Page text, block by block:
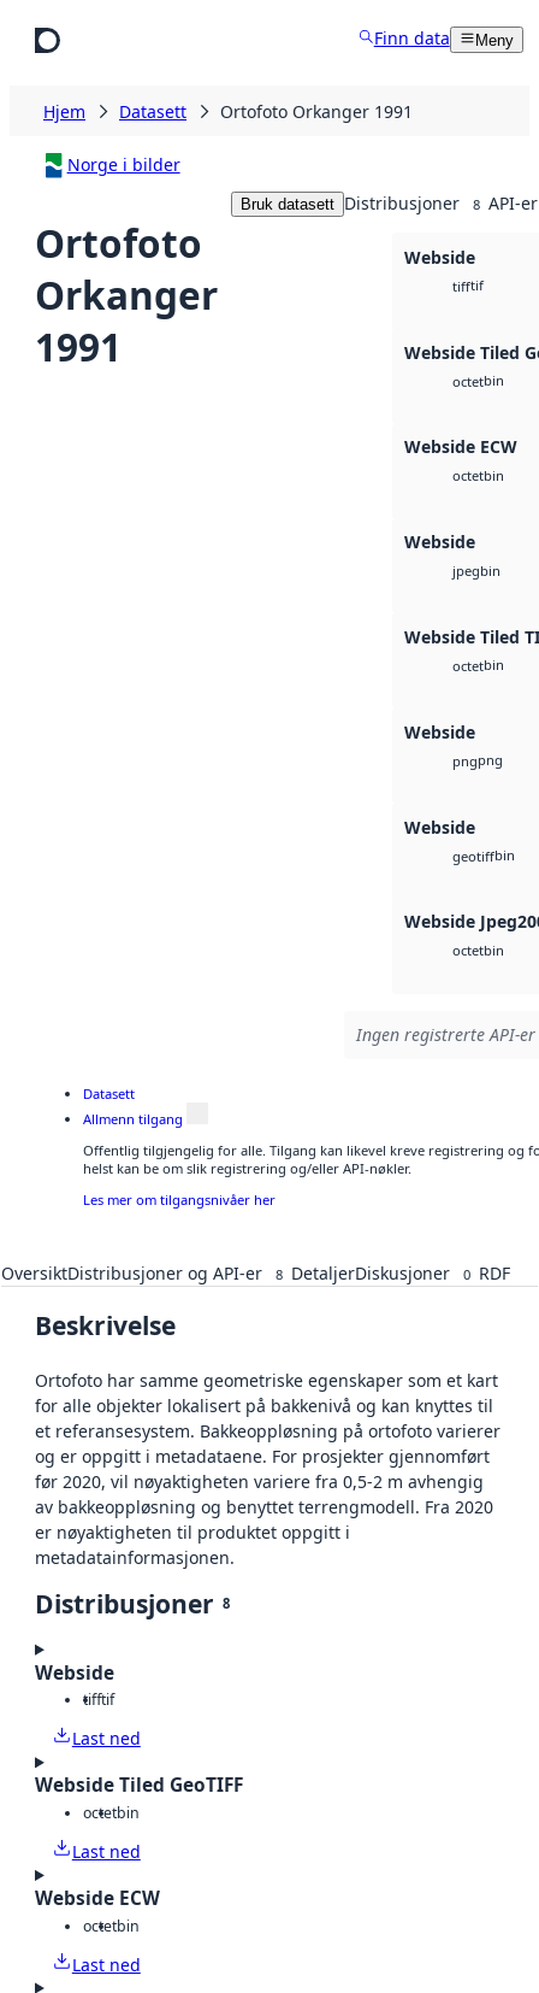
Finn data Meny
Hjem Datasett Ortofoto Orkanger 1991
Norge i bilder
Ortofoto
Orkanger
1991
Bruk datasett Distribusjoner 8 API-er
Webside
tifftif
Webside Tiled
octetbin
Webside ECW
octetbin
Webside
jpegbin
Webside Tiled
octetbin
Webside
pngpng
Webside
geotiffbin
Webside
octetbin
Ingen registrerte API-
Datasett
Allmenn tilgang
Offentlig tilgjengelig for alle. Tilgang kan likevel kreve registrering og
helst kan be om slik registrering og/eller API-nøkler.
Les mer om tilgangsnivåer her
OversiktDistribusjoner og API-er 8 DetaljerDiskusjoner 0 RDF
Beskrivelse
Ortofoto har samme geometriske egenskaper som et kart
for alle objekter lokalisert på bakkenivå og kan knyttes til
et referansesystem. Bakkeoppløsning på ortofoto varierer
og er oppgitt i metadataene. For prosjekter gjennomført
før 2020, vil nøyaktigheten variere fra 0,5-2 m avhengig
av bakkeoppløsning og benyttet terrengmodell. Fra 2020
er nøyaktigheten til produktet oppgitt i
metadatainformasjonen.
Distribusjoner 8
Webside
tifftif
Last ned
Webside Tiled GeoTIFF
octetbin
Last ned
Webside ECW
octetbin
Last ned